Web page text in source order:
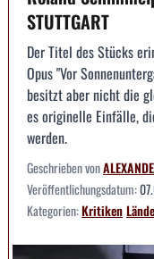
STUTTGART
Der Titel des Stücks
Opus "Vor
besitzt aber nicht die
es originelle Einfälle,
werden.
Geschrieben von
Veröffentlichungsdatum:
Kategorien:Kritiken